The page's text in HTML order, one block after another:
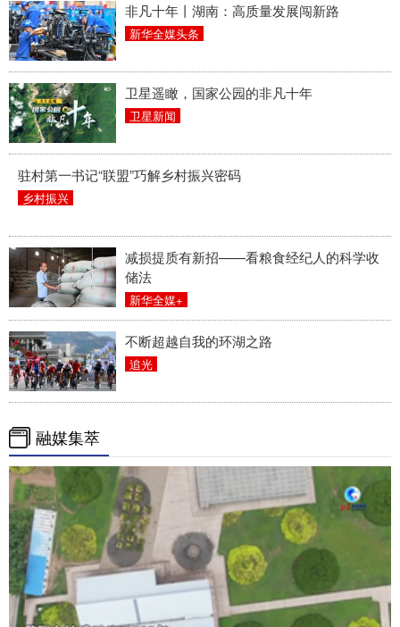
非凡十年丨湖南：高质量发展闯新路
新华全媒头条
卫星遥瞰，国家公园的非凡十年
卫星新闻
驻村第一书记“联盟”巧解乡村振兴密码
乡村振兴
减损提质有新招——看粮食经纪人的科学收
储法
新华全媒+
不断超越自我的环湖之路
追光
融媒集萃